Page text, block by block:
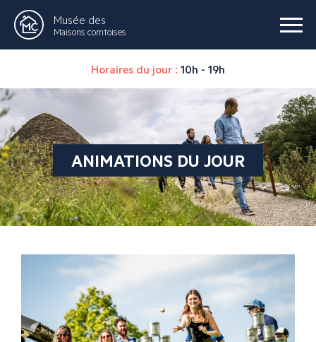
Musée des
Maisons comtoises
Horaires du jour : 10h - 19h
ANIMATIONS DU JOUR